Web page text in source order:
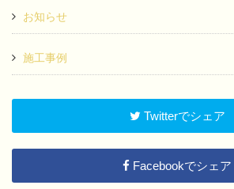
お知らせ
施工事例
Twitterでシェア
Facebookでシェア